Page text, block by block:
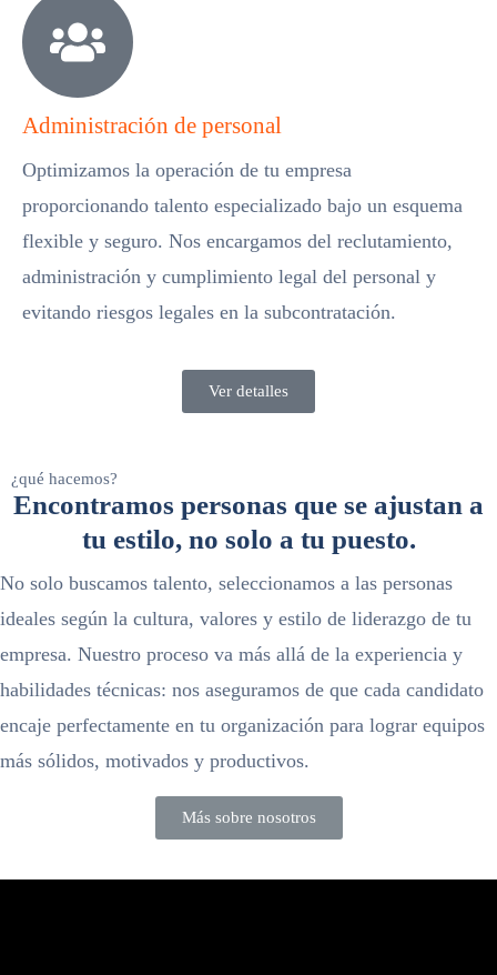
Administración de personal
Optimizamos la operación de tu empresa
proporcionando talento especializado bajo un esquema
flexible y seguro. Nos encargamos del reclutamiento,
administración y cumplimiento legal del personal y
evitando riesgos legales en la subcontratación.
Ver detalles
¿qué hacemos?
Encontramos personas que se ajustan a
tu estilo, no solo a tu puesto.
No solo buscamos talento, seleccionamos a las personas
ideales según la cultura, valores y estilo de liderazgo de tu
empresa. Nuestro proceso va más allá de la experiencia y
habilidades técnicas: nos aseguramos de que cada candidato
encaje perfectamente en tu organización para lograr equipos
más sólidos, motivados y productivos.
Más sobre nosotros